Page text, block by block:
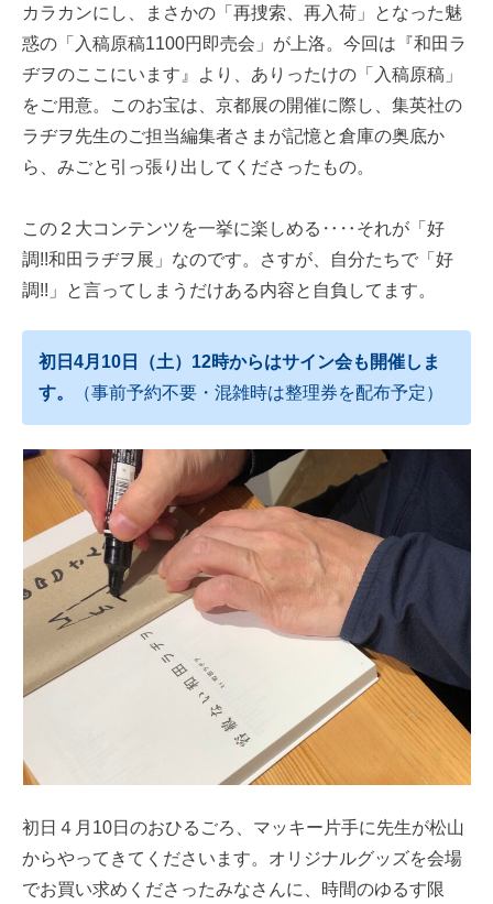
カラカンにし、まさかの「再捜索、再入荷」となった魅
惑の「入稿原稿1100円即売会」が上洛。今回は『和田ラ
ヂヲのここにいます』より、ありったけの「入稿原稿」
をご用意。このお宝は、京都展の開催に際し、集英社の
ラヂヲ先生のご担当編集者さまが記憶と倉庫の奥底か
ら、みごと引っ張り出してくださったもの。
この２大コンテンツを一挙に楽しめる‥‥それが「好
調!!和田ラヂヲ展」なのです。さすが、自分たちで「好
調!!」と言ってしまうだけある内容と自負してます。
初日4月10日（土）12時からはサイン会も開催しま
す。
（事前予約不要・混雑時は整理券を配布予定）
初日４月10日のおひるごろ、マッキー片手に先生が松山
からやってきてくださいます。オリジナルグッズを会場
でお買い求めくださったみなさんに、時間のゆるす限